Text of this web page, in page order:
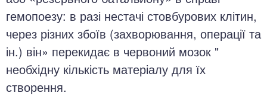
гемопоезу: в разі нестачі стовбурових клітин,
через різних збоїв (захворювання, операції та
ін.) він» перекидає в червоний мозок "
необхідну кількість матеріалу для їх
створення.